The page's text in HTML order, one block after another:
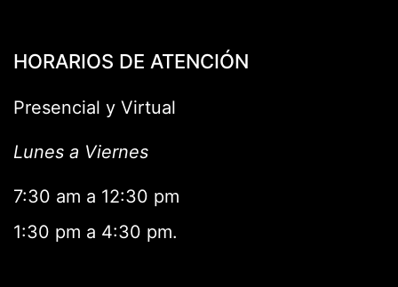
HORARIOS DE ATENCIÓN
Presencial y Virtual
Lunes a Viernes
7:30 am a 12:30 pm
1:30 pm a 4:30 pm.